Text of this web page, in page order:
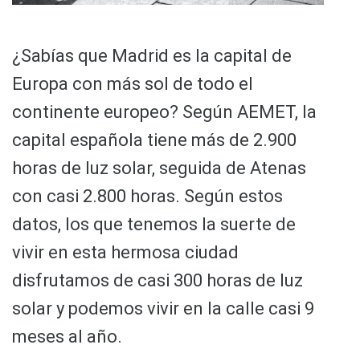
¿Sabías que Madrid es la capital de
Europa con más sol de todo el
continente europeo? Según AEMET, la
capital española tiene más de 2.900
horas de luz solar, seguida de Atenas
con casi 2.800 horas. Según estos
datos, los que tenemos la suerte de
vivir en esta hermosa ciudad
disfrutamos de casi 300 horas de luz
solar y podemos vivir en la calle casi 9
meses al año.